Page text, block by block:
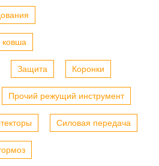
ковша
Защита Коронки
Прочий режущий инструмент
Силовая передача